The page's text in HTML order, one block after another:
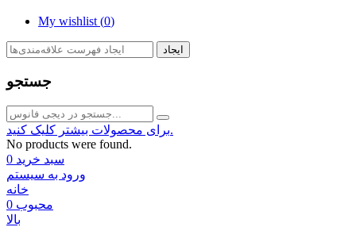
My wishlist (0)
ایجاد
جستجو
برای محصولات بیشتر کلیک کنید.
No products were found.
سبد خرید 0
ورود به سیستم
خانه
محبوب 0
بالا